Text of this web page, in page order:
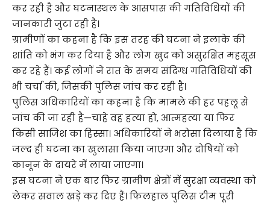
कर रही है और घटनास्थल के आसपास की गतिविधियों की
जानकारी जुटा रही है।
ग्रामीणों का कहना है कि इस तरह की घटना ने इलाके की
शांति को भंग कर दिया है और लोग खुद को असुरक्षित महसूस
कर रहे हैं। कई लोगों ने रात के समय संदिग्ध गतिविधियों की
भी चर्चा की, जिसकी पुलिस जांच कर रही है।
पुलिस अधिकारियों का कहना है कि मामले की हर पहलू से
जांच की जा रही है—चाहे वह हत्या हो, आत्महत्या या फिर
किसी साजिश का हिस्सा। अधिकारियों ने भरोसा दिलाया है कि
जल्द ही घटना का खुलासा किया जाएगा और दोषियों को
कानून के दायरे में लाया जाएगा।
इस घटना ने एक बार फिर ग्रामीण क्षेत्रों में सुरक्षा व्यवस्था को
लेकर सवाल खड़े कर दिए हैं। फिलहाल पुलिस टीम पूरी